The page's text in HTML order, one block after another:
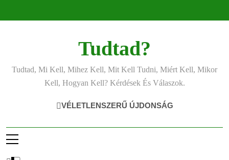
Tudtad?
Tudtad, Mi Kell, Mihez Kell, Mit Kell Tudni, Miért Kell, Mikor
Kell, Hogyan Kell? Kérdések És Válaszok.
VÉLETLENSZERŰ ÚJDONSÁG